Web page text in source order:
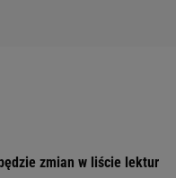
zmian w liście lektur